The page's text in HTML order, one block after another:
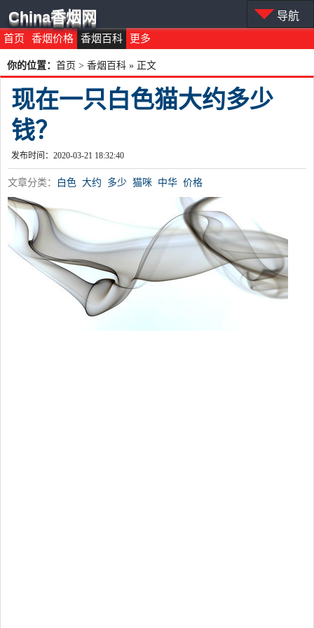
首页 香烟价格 香烟百科 更多
China香烟网 导航
你的位置： 首页 > 香烟百科 » 正文
现在一只白色猫大约多少
钱？
发布时间：2020-03-21 18:32:40
文章分类： 白色 大约 多少 猫咪 中华 价格